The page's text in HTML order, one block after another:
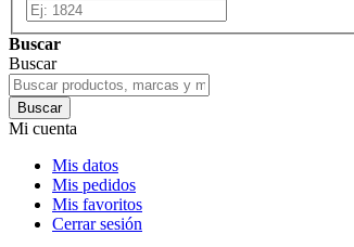
Buscar
Buscar
Buscar
Mi cuenta
Mis datos
Mis pedidos
Mis favoritos
Cerrar sesión